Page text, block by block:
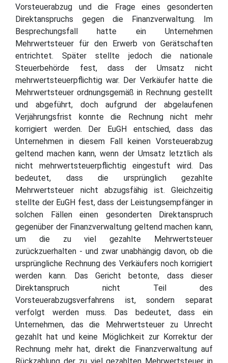
Vorsteuerabzug und die Frage eines gesonderten
Direktanspruchs gegen die Finanzverwaltung. Im
Besprechungsfall hatte ein Unternehmen
Mehrwertsteuer für den Erwerb von Gerätschaften
entrichtet. Später stellte jedoch die nationale
Steuerbehörde fest, dass der Umsatz nicht
mehrwertsteuerpflichtig war. Der Verkäufer hatte die
Mehrwertsteuer ordnungsgemäß in Rechnung gestellt
und abgeführt, doch aufgrund der abgelaufenen
Verjährungsfrist konnte die Rechnung nicht mehr
korrigiert werden. Der EuGH entschied, dass das
Unternehmen in diesem Fall keinen Vorsteuerabzug
geltend machen kann, wenn der Umsatz letztlich als
nicht mehrwertsteuerpflichtig eingestuft wird. Das
bedeutet, dass die ursprünglich gezahlte
Mehrwertsteuer nicht abzugsfähig ist. Gleichzeitig
stellte der EuGH fest, dass der Leistungsempfänger in
solchen Fällen einen gesonderten Direktanspruch
gegenüber der Finanzverwaltung geltend machen kann,
um die zu viel gezahlte Mehrwertsteuer
zurückzuerhalten - und zwar unabhängig davon, ob die
ursprüngliche Rechnung des Verkäufers noch korrigiert
werden kann. Das Gericht betonte, dass dieser
Direktanspruch nicht Teil des
Vorsteuerabzugsverfahrens ist, sondern separat
verfolgt werden muss. Das bedeutet, dass ein
Unternehmen, das die Mehrwertsteuer zu Unrecht
gezahlt hat und keine Möglichkeit zur Korrektur der
Rechnung mehr hat, direkt die Finanzverwaltung auf
Rückzahlung der zu viel gezahlten Mehrwertsteuer in